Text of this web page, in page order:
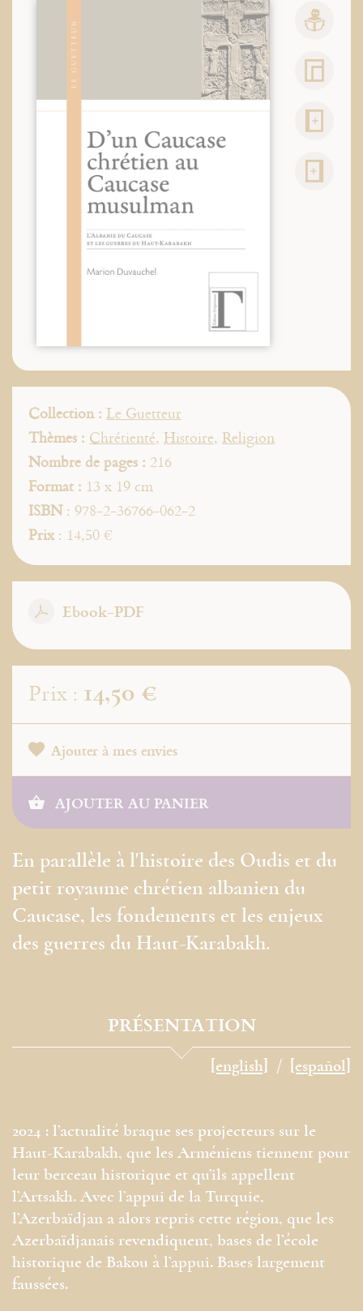
Collection : Le Guetteur
Thèmes : Chrétienté, Histoire, Religion
Nombre de pages : 216
Format : 13 x 19 cm
ISBN: 978-2-36766-062-2
Prix: 14,50 €
Ebook-PDF
Prix : 14,50 €
Ajouter à mes envies
AJOUTER AU PANIER
En parallèle à l'histoire des Oudis et du
petit royaume chrétien albanien du
Caucase, les fondements et les enjeux
des guerres du Haut-Karabakh.
PRÉSENTATION
[english] [español]
2024 : l’actualité braque ses projecteurs sur le
Haut-Karabakh, que les Arméniens tiennent pour
leur berceau historique et qu’ils appellent
l’Artsakh. Avec l’appui de la Turquie,
l’Azerbaïdjan a alors repris cette région, que les
Azerbaïdjanais revendiquent, bases de l’école
historique de Bakou à l’appui. Bases largement
faussées.